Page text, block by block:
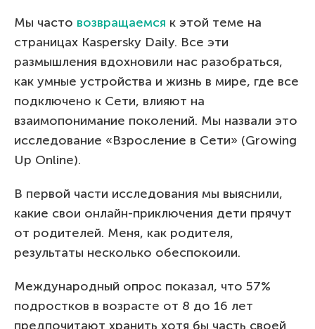
Мы часто возвращаемся к этой теме на
страницах Kaspersky Daily. Все эти
размышления вдохновили нас разобраться,
как умные устройства и жизнь в мире, где все
подключено к Сети, влияют на
взаимопонимание поколений. Мы назвали это
исследование «Взросление в Сети» (Growing
Up Online).
В первой части исследования мы выяснили,
какие свои онлайн-приключения дети прячут
от родителей. Меня, как родителя,
результаты несколько обеспокоили.
Международный опрос показал, что 57%
подростков в возрасте от 8 до 16 лет
предпочитают хранить хотя бы часть своей